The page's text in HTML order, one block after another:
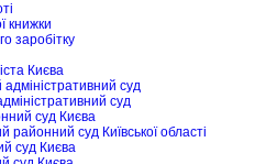
книжки
заробітку
Києва
суд
суд
суд Києва
районний суд Київської області
суд Києва